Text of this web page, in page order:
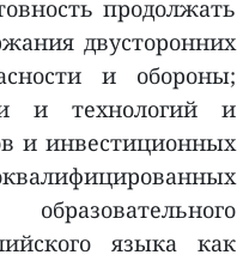
продолжать
двусторонних
и обороны;
и технологий и
и инвестиционных
языка как